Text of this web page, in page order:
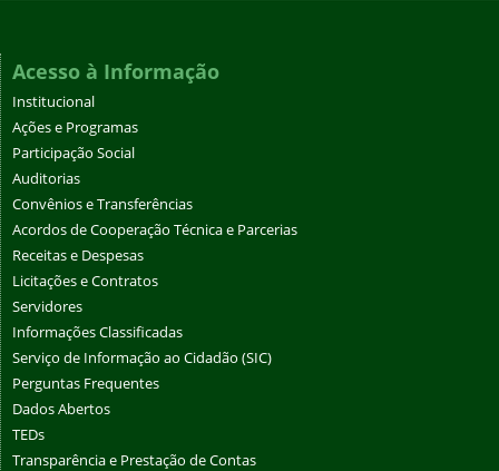
Acesso à Informação
Institucional
Ações e Programas
Participação Social
Auditorias
Convênios e Transferências
Acordos de Cooperação Técnica e Parcerias
Receitas e Despesas
Licitações e Contratos
Servidores
Informações Classificadas
Serviço de Informação ao Cidadão (SIC)
Perguntas Frequentes
Dados Abertos
TEDs
Transparência e Prestação de Contas